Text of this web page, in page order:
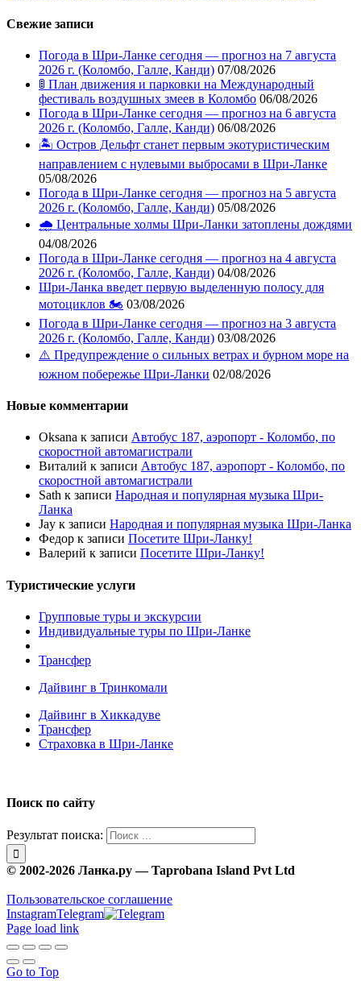
Свежие записи
Погода в Шри-Ланке сегодня — прогноз на 7 августа
2026 г. (Коломбо, Галле, Канди) 07/08/2026
🚦 План движения и парковки на Международный
фестиваль воздушных змеев в Коломбо 06/08/2026
Погода в Шри-Ланке сегодня — прогноз на 6 августа
2026 г. (Коломбо, Галле, Канди) 06/08/2026
🏝️ Остров Дельфт станет первым экотуристическим
направлением с нулевыми выбросами в Шри-Ланке
05/08/2026
Погода в Шри-Ланке сегодня — прогноз на 5 августа
2026 г. (Коломбо, Галле, Канди) 05/08/2026
🌧️ Центральные холмы Шри-Ланки затоплены дождями
04/08/2026
Погода в Шри-Ланке сегодня — прогноз на 4 августа
2026 г. (Коломбо, Галле, Канди) 04/08/2026
Шри-Ланка введет первую выделенную полосу для
мотоциклов 🏍️ 03/08/2026
Погода в Шри-Ланке сегодня — прогноз на 3 августа
2026 г. (Коломбо, Галле, Канди) 03/08/2026
⚠️ Предупреждение о сильных ветрах и бурном море на
южном побережье Шри-Ланки 02/08/2026
Новые комментарии
Oksana к записи Автобус 187, аэропорт - Коломбо, по
скоростной автомагистрали
Виталий к записи Автобус 187, аэропорт - Коломбо, по
скоростной автомагистрали
Sath к записи Народная и популярная музыка Шри-
Ланка
Jay к записи Народная и популярная музыка Шри-Ланка
Федор к записи Посетите Шри-Ланку!
Валерий к записи Посетите Шри-Ланку!
Туристические услуги
Групповые туры и экскурсии
Индивидуальные туры по Шри-Ланке
Трансфер
Дайвинг в Тринкомали
Дайвинг в Хиккадуве
Трансфер
Страховка в Шри-Ланке
Поиск по сайту
Результат поиска:
© 2002-2026 Ланка.ру — Taprobana Island Pvt Ltd
Пользовательское соглашение
InstagramTelegram
Page load link
Go to Top